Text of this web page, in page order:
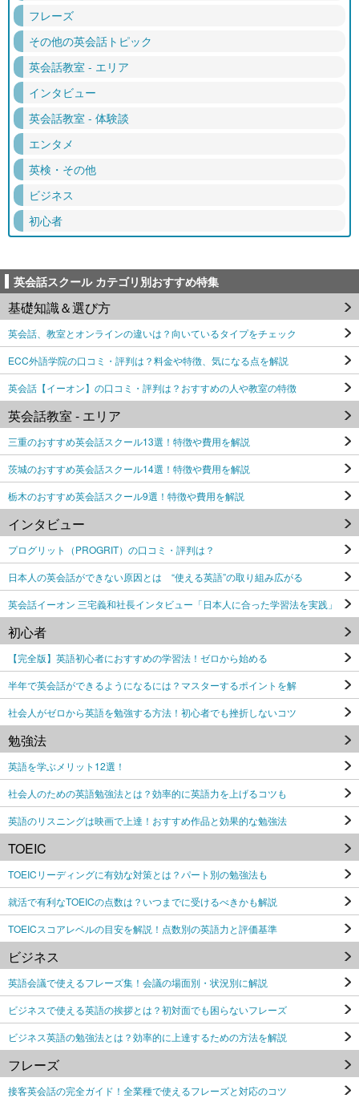
フレーズ
その他の英会話トピック
英会話教室 - エリア
インタビュー
英会話教室 - 体験談
エンタメ
英検・その他
ビジネス
初心者
英会話スクール カテゴリ別おすすめ特集
基礎知識＆選び方
英会話、教室とオンラインの違いは？向いているタイプをチェック
ECC外語学院の口コミ・評判は？料金や特徴、気になる点を解説
英会話【イーオン】の口コミ・評判は？おすすめの人や教室の特徴
英会話教室 - エリア
三重のおすすめ英会話スクール13選！特徴や費用を解説
茨城のおすすめ英会話スクール14選！特徴や費用を解説
栃木のおすすめ英会話スクール9選！特徴や費用を解説
インタビュー
プログリット（PROGRIT）の口コミ・評判は？
日本人の英会話ができない原因とは “使える英語”の取り組み広がる
英会話イーオン 三宅義和社長インタビュー「日本人に合った学習法を実践」
初心者
【完全版】英語初心者におすすめの学習法！ゼロから始める
半年で英会話ができるようになるには？マスターするポイントを解
社会人がゼロから英語を勉強する方法！初心者でも挫折しないコツ
勉強法
英語を学ぶメリット12選！
社会人のための英語勉強法とは？効率的に英語力を上げるコツも
英語のリスニングは映画で上達！おすすめ作品と効果的な勉強法
TOEIC
TOEICリーディングに有効な対策とは？パート別の勉強法も
就活で有利なTOEICの点数は？いつまでに受けるべきかも解説
TOEICスコアレベルの目安を解説！点数別の英語力と評価基準
ビジネス
英語会議で使えるフレーズ集！会議の場面別・状況別に解説
ビジネスで使える英語の挨拶とは？初対面でも困らないフレーズ
ビジネス英語の勉強法とは？効率的に上達するための方法を解説
フレーズ
接客英会話の完全ガイド！全業種で使えるフレーズと対応のコツ